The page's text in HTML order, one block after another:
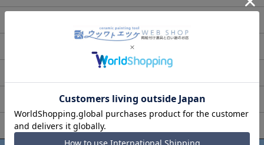
プレートスタンド(皿立て)
書籍